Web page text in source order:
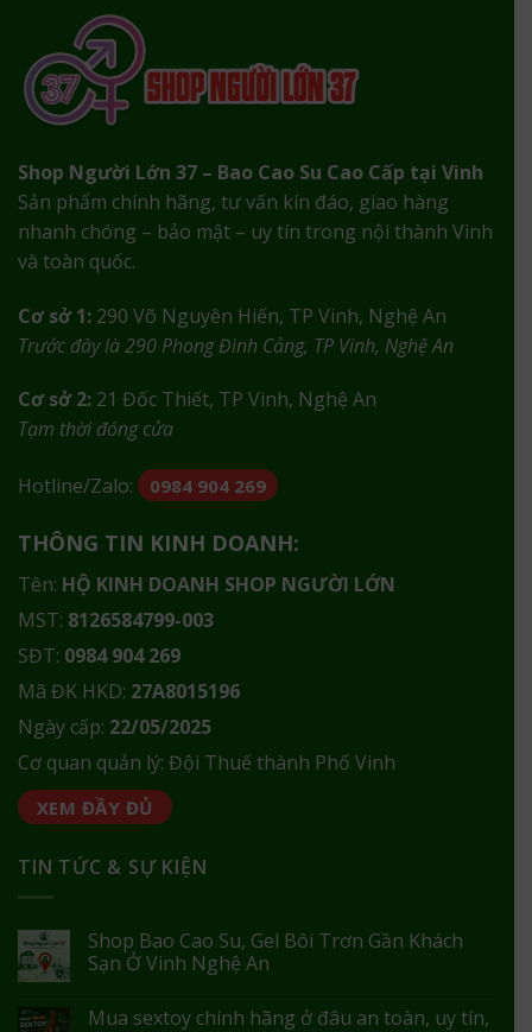
Shop Người Lớn 37 – Bao Cao Su Cao Cấp tại Vinh
Sản phẩm chính hãng, tư vấn kín đáo, giao hàng
nhanh chóng – bảo mật – uy tín trong nội thành Vinh
và toàn quốc.
Cơ sở 1: 290 Võ Nguyên Hiến, TP Vinh, Nghệ An
Trước đây là 290 Phong Đình Cảng, TP Vinh, Nghệ An
Cơ sở 2: 21 Đốc Thiết, TP Vinh, Nghệ An
Tạm thời đóng cửa
Hotline/Zalo: 0984 904 269
THÔNG TIN KINH DOANH:
Tên: HỘ KINH DOANH SHOP NGƯỜI LỚN
MST: 8126584799-003
SĐT: 0984 904 269
Mã ĐK HKD: 27A8015196
Ngày cấp: 22/05/2025
Cơ quan quản lý: Đội Thuế thành Phố Vinh
XEM ĐẦY ĐỦ
TIN TỨC & SỰ KIỆN
Shop Bao Cao Su, Gel Bôi Trơn Gần Khách
Sạn Ở Vinh Nghệ An
Mua sextoy chính hãng ở đâu an toàn, uy tín,